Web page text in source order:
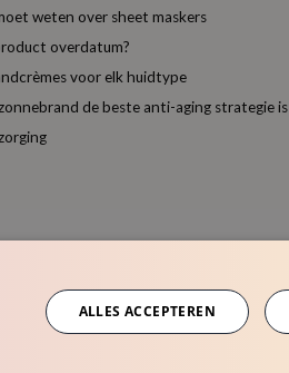
weten over sheet maskers
overdatum?
voor elk huidtype
de beste anti-aging strategie is
ALLES ACCEPTEREN